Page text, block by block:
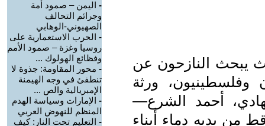
يبحث النازحون عن
ورثة
أحمد الشرع—
من يديه دماء أبناء
- اليمن – صمود أمة
وجرائم التحالف
الصهيوني-الوهابي
- الحرب الاستعمارية على
روسيا وغزة – صمود الأمم
وفظائع الهولوك ...
- محور المقاومة: جذوة لا
تنطفئ في وجه الهيمنة
الإمبريالية والص ...
- الإمارات وسياسة الهدم
المنظم للنهوض العربي
- التعليم تحت النار: كيف